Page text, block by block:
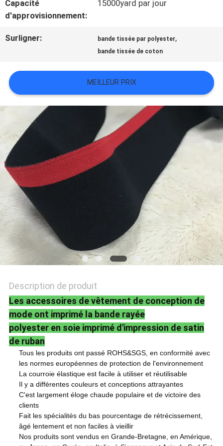
NOUVELLES
TOUS
LES
CAS
VR
SHOW
PLAN
SITE
POLITIQUE
DE
CONFIDENTIALITÉ
Capacité
d'approvisionnement:
15000yard par jour
Surligner: bande tissée par polyester,
bande tissée de coton
MEILLEUR PRIX
Description de produit
Les accessoires de vêtement de conception de
mode ont imprimé la bande rayée
polyester en soie imprimé d'impression de satin
de ruban
Tous les produits ont passé ROHS&SGS, en conformité avec
les normes européennes de protection de l'environnement
La courroie élastique est facile à utiliser et réutilisable
Il y a différentes couleurs et conceptions attrayantes
C'est largement éloge chaude populaire et de victoire des
clients
Fait les spécialités du bas pourcentage de rétrécissement,
âgé lentement et non faciles à vieillir
Nos produits sont vendus en Grande-Bretagne, en Amérique,